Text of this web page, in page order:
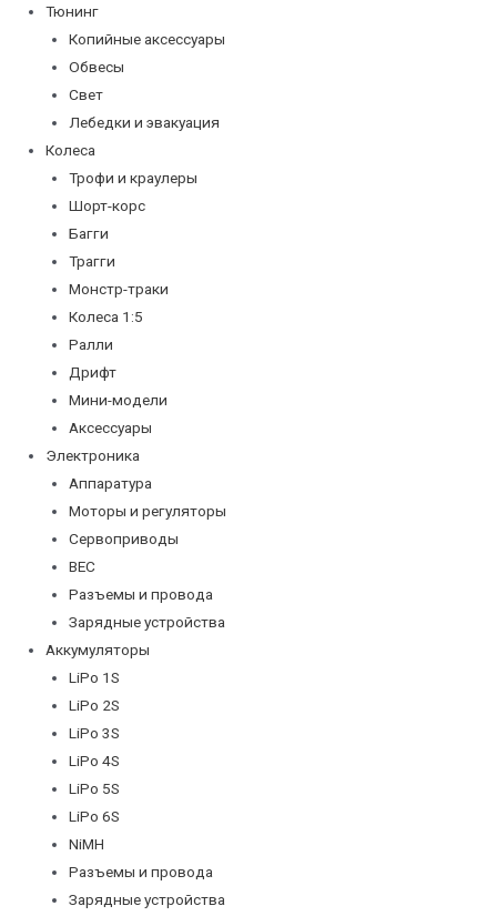
Тюнинг
Копийные аксессуары
Обвесы
Свет
Лебедки и эвакуация
Колеса
Трофи и краулеры
Шорт-корс
Багги
Трагги
Монстр-траки
Колеса 1:5
Ралли
Дрифт
Мини-модели
Аксессуары
Электроника
Аппаратура
Моторы и регуляторы
Сервоприводы
BEC
Разъемы и провода
Зарядные устройства
Аккумуляторы
LiPo 1S
LiPo 2S
LiPo 3S
LiPo 4S
LiPo 5S
LiPo 6S
NiMH
Разъемы и провода
Зарядные устройства